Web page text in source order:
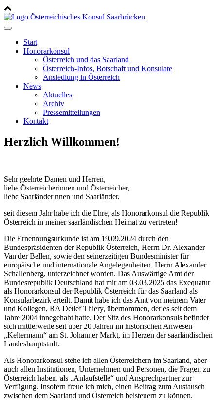
Start
Honorarkonsul
Österreich und das Saarland
Österreich-Infos, Botschaft und Konsulate
Ansiedlung in Österreich
News
Aktuelles
Archiv
Pressemitteilungen
Kontakt
Herzlich Willkommen!
Sehr geehrte Damen und Herren,
liebe Österreicherinnen und Österreicher,
liebe Saarländerinnen und Saarländer,
seit diesem Jahr habe ich die Ehre, als Honorarkonsul die Republik
Österreich in meiner saarländischen Heimat zu vertreten!
Die Ernennungsurkunde ist am 19.09.2024 durch den
Bundespräsidenten der Republik Österreich, Herrn Dr. Alexander
Van der Bellen, sowie den seinerzeitigen Bundesminister für
europäische und internationale Angelegenheiten, Herrn Alexander
Schallenberg, unterzeichnet worden. Das Auswärtige Amt der
Bundesrepublik Deutschland hat mir am 03.03.2025 das Exequatur
als Honorarkonsul der Republik Österreich für das Saarland als
Konsularbezirk erteilt. Damit habe ich das Amt von meinem Vater
und Kollegen, RA Detlef Thiery, übernommen, der es seit dem
Jahre 2004 innegehabt hatte. Der Sitz des Honorarkonsuls befindet
sich mittlerweile seit über 20 Jahren im historischen Anwesen
„Keltermann“ am St. Johanner Markt, im Herzen der saarländischen
Landeshauptstadt.
Als Honorarkonsul stehe ich allen Österreichern im Saarland, aber
auch allen Institutionen, Unternehmen und Personen, die Fragen zu
Österreich haben, als „Anlaufstelle“ und Ansprechpartner zur
Verfügung. Insofern freue ich mich, einen Beitrag zum Austausch
zwischen dem Saarland und Österreich beisteuern zu können.